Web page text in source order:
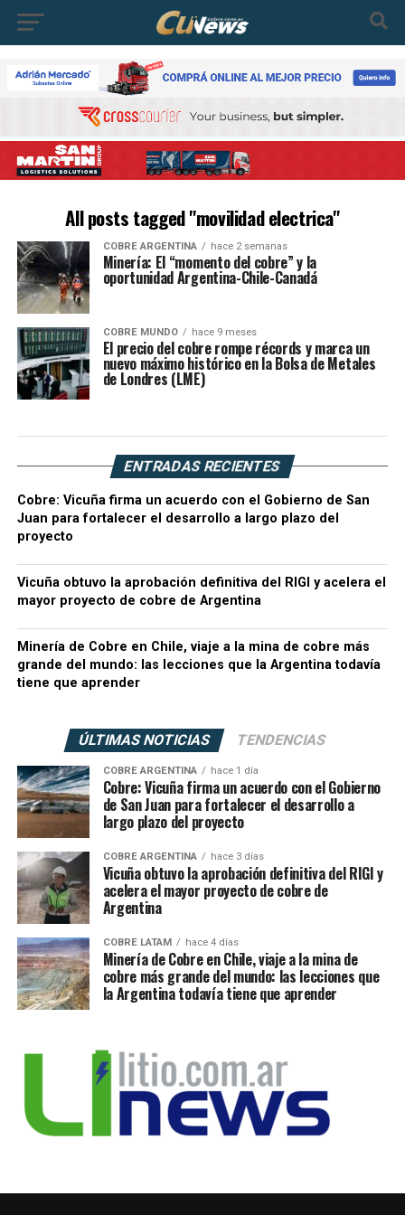
All posts tagged "movilidad electrica"
COBRE ARGENTINA hace 2 semanas
Minería: El “momento del cobre” y la
oportunidad Argentina-Chile-Canadá
COBRE MUNDO hace 9 meses
El precio del cobre rompe récords y marca un
nuevo máximo histórico en la Bolsa de Metales
de Londres (LME)
ENTRADAS RECIENTES
Cobre: Vicuña firma un acuerdo con el Gobierno de San
Juan para fortalecer el desarrollo a largo plazo del
proyecto
Vicuña obtuvo la aprobación definitiva del RIGI y acelera el
mayor proyecto de cobre de Argentina
Minería de Cobre en Chile, viaje a la mina de cobre más
grande del mundo: las lecciones que la Argentina todavía
tiene que aprender
ÚLTIMAS NOTICIAS TENDENCIAS
COBRE ARGENTINA hace 1 día
Cobre: Vicuña firma un acuerdo con el Gobierno
de San Juan para fortalecer el desarrollo a
largo plazo del proyecto
COBRE ARGENTINA hace 3 días
Vicuña obtuvo la aprobación definitiva del RIGI y
acelera el mayor proyecto de cobre de
Argentina
COBRE LATAM hace 4 días
Minería de Cobre en Chile, viaje a la mina de
cobre más grande del mundo: las lecciones que
la Argentina todavía tiene que aprender